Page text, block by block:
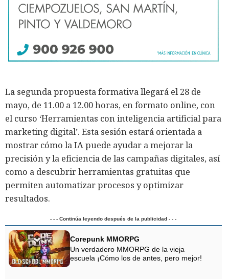
La segunda propuesta formativa llegará el 28 de
mayo, de 11.00 a 12.00 horas, en formato online, con
el curso ‘Herramientas con inteligencia artificial para
marketing digital’. Esta sesión estará orientada a
mostrar cómo la IA puede ayudar a mejorar la
precisión y la eficiencia de las campañas digitales, así
como a descubrir herramientas gratuitas que
permiten automatizar procesos y optimizar
resultados.
- - - Continúa leyendo después de la publicidad - - -
Corepunk MMORPG
Un verdadero MMORPG de la vieja
escuela ¡Cómo los de antes, pero mejor!